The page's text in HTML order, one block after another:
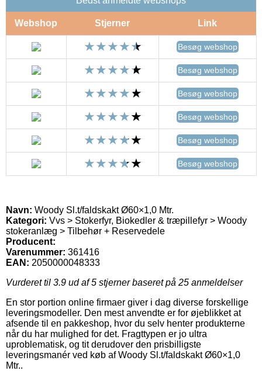
Webshop Stjerner Link
Besøg webshop
Besøg webshop
Besøg webshop
Besøg webshop
Besøg webshop
Besøg webshop
Navn: Woody Sl.t/faldskakt Ø60×1,0 Mtr.
Kategori: Vvs > Stokerfyr, Biokedler & træpillefyr > Woody
stokeranlæg > Tilbehør + Reservedele
Producent:
Varenummer: 361416
EAN: 2050000048333
Vurderet til 3.9 ud af 5 stjerner baseret på 25 anmeldelser
En stor portion online firmaer giver i dag diverse forskellige
leveringsmodeller. Den mest anvendte er for øjeblikket at
afsende til en pakkeshop, hvor du selv henter produkterne
når du har mulighed for det. Fragttypen er jo ultra
uproblematisk, og tit derudover den prisbilligste
leveringsmanér ved køb af Woody Sl.t/faldskakt Ø60×1,0
Mtr..